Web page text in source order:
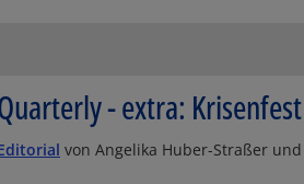
- extra: Krisenfest
von Angelika Huber-Straßer